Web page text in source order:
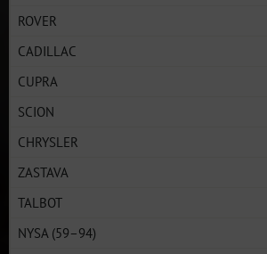
ROVER
CADILLAC
CUPRA
SCION
CHRYSLER
ZASTAVA
TALBOT
NYSA (59–94)